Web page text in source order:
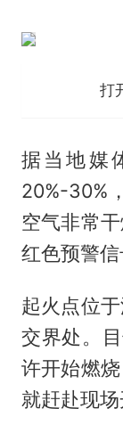
打
据当地媒
20%-30%
空气非常
红色预警信
起火点位
交界处。
许开始燃
就赶赴现场